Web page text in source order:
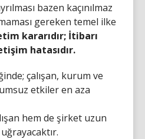
bazen kaçınılmaz
gereken temel ilke
kararıdır; İtibarı
hatasıdır.
çalışan, kurum ve
etkiler en aza
hem de şirket uzun